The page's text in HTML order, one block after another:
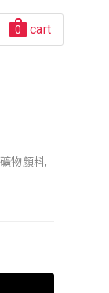
0 cart
物顏料,